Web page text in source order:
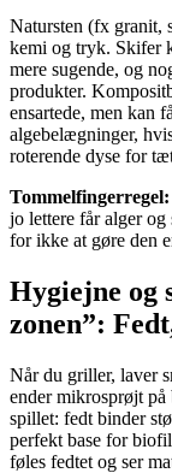
Natursten (fx granit,
kemi og tryk. Skifer
mere sugende, og
produkter.
ensartede, men kan
algebelægninger,
roterende dyse for
Tommelfingerregel:
jo lettere får alger
for ikke at gøre den
Hygiejne og
zonen”:
Når du griller, laver
ender mikrosprøjt
spillet: fedt binder
perfekt base for
føles fedtet og ser